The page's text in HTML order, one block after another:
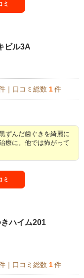
ミ
ビル3A
｜口コミ総数 1 件
ずんだ歯ぐきを綺麗に
療に。他では怖がって
ミ
ハイム201
｜口コミ総数 1 件